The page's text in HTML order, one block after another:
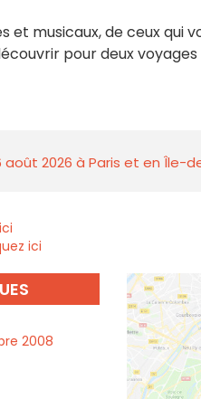
et musicaux, de ceux qui
pour deux
août 2026 à Paris et en Île-
ici
2008